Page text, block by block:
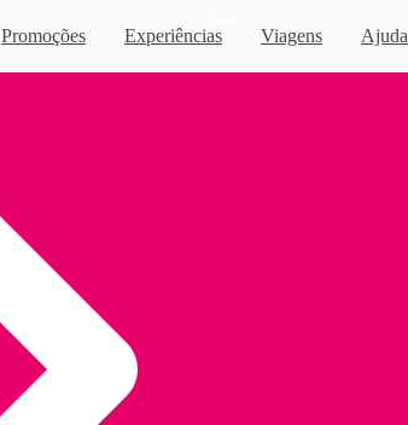
Promoções Experiências Viagens Ajuda